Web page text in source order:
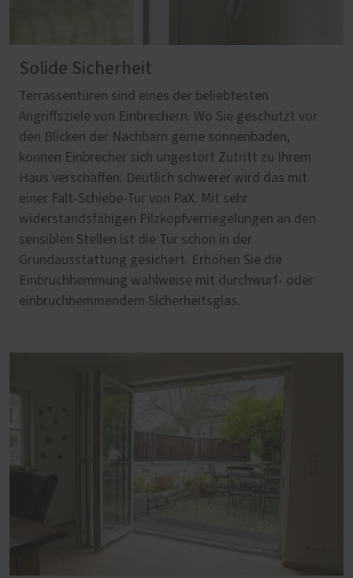
Solide Sicherheit
Terrassentüren sind eines der beliebtesten
Angriffsziele von Einbrechern. Wo Sie geschützt vor
den Blicken der Nachbarn gerne sonnenbaden,
können Einbrecher sich ungestört Zutritt zu Ihrem
Haus verschaffen. Deutlich schwerer wird das mit
einer Falt-Schiebe-Tür von PaX. Mit sehr
widerstandsfähigen Pilzkopfverriegelungen an den
sensiblen Stellen ist die Tür schon in der
Grundausstattung gesichert. Erhöhen Sie die
Einbruchhemmung wahlweise mit durchwurf- oder
einbruchhemmendem Sicherheitsglas.